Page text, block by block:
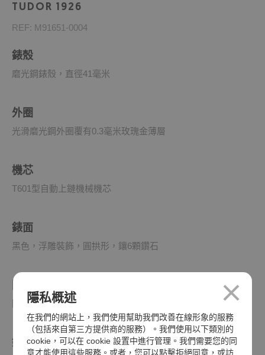
TUDOR 1926
REF: M91651-0004
錶殼
磨光鋼錶殼，直徑41毫米
外圈
光滑磨光鋼外圈覆有0.3毫米玫瑰金薄層
機芯
T601型自動上鏈機械機芯
錶面
黑色，浮雕裝飾，圓拱形，鑲6顆鑽石
防水深達100米（330呎）
錶帶
隱私概述
在我們的網站上，我們使用幫助我們改善在線形象的服務
（包括來自第三方提供商的服務）。我們使用以下類別的
cookie，可以在 cookie 設置中進行管理。我們需要您的同
意才能使用這些服務。或者，您可以點擊拒絕同意，或訪